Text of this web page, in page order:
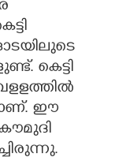
കെട്ടി
ഈ